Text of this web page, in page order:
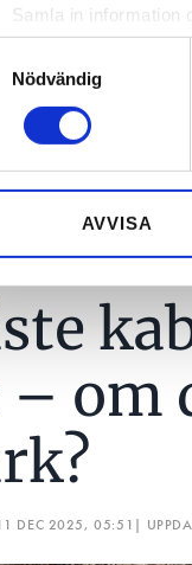
Samla in information
Identifiera din enhet
på mer om hur
tillbaka ditt
medier och
sociala medier och
Nödvändig
AVVISA
det sitta ett
i
om
DEC 2025, 05:51 |